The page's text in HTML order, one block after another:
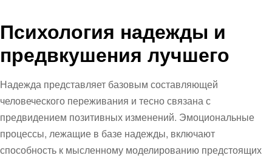
Психология надежды и
предвкушения лучшего
Надежда представляет базовым составляющей
человеческого переживания и тесно связана с
предвидением позитивных изменений. Эмоциональные
процессы, лежащие в базе надежды, включают
способность к мысленному моделированию предстоящих